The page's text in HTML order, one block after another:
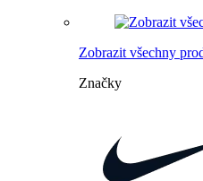
Zobrazit všechny
Značky